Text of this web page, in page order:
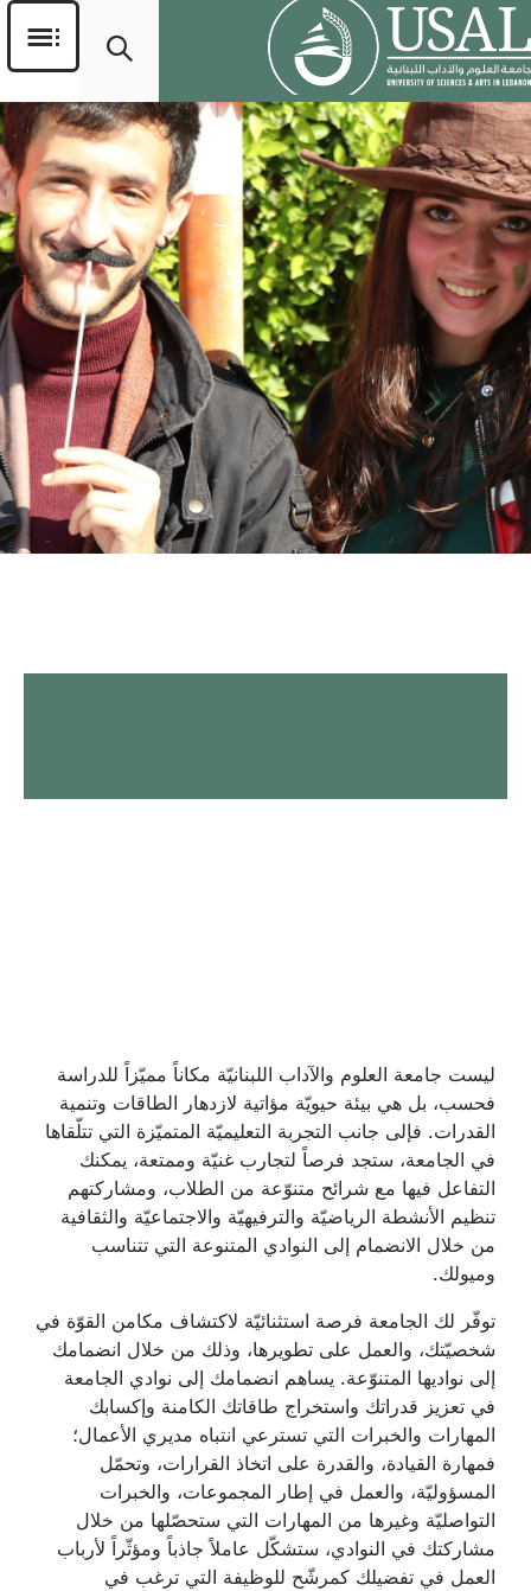
ليست جامعة العلوم والآداب اللبنانيّة مكاناً مميّزاً للدراسة
فحسب، بل هي بيئة حيويّة مؤاتية لازدهار الطاقات وتنمية
القدرات. فإلى جانب التجربة التعليميّة المتميّزة التي تتلّقاها
في الجامعة، ستجد فرصاً لتجارب غنيّة وممتعة، يمكنك
التفاعل فيها مع شرائح متنوّعة من الطلاب، ومشاركتهم
تنظيم الأنشطة الرياضيّة والترفيهيّة والاجتماعيّة والثقافية
من خلال الانضمام إلى النوادي المتنوعة التي تتناسب
وميولك.
توفّر لك الجامعة فرصة استثنائيّة لاكتشاف مكامن القوّة في
شخصيّتك، والعمل على تطويرها، وذلك من خلال انضمامك
إلى نواديها المتنوّعة. يساهم انضمامك إلى نوادي الجامعة
في تعزيز قدراتك واستخراج طاقاتك الكامنة وإكسابك
المهارات والخبرات التي تسترعي انتباه مديري الأعمال؛
فمهارة القيادة، والقدرة على اتخاذ القرارات، وتحمّل
المسؤوليّة، والعمل في إطار المجموعات، والخبرات
التواصليّة وغيرها من المهارات التي ستحصّلها من خلال
مشاركتك في النوادي، ستشكّل عاملاً جاذباً ومؤثّراً لأرباب
العمل في تفضيلك كمرشّح للوظيفة التي ترغب في